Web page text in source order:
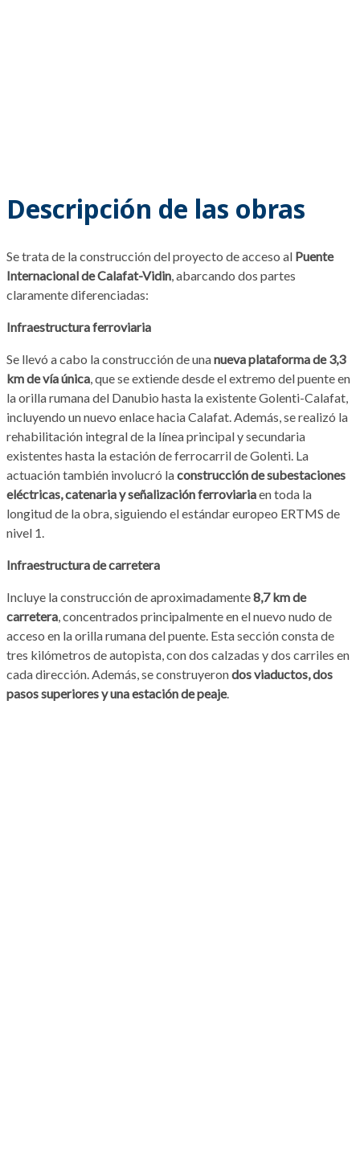
Descripción de las obras
Se trata de la construcción del proyecto de acceso al Puente
Internacional de Calafat-Vidin, abarcando dos partes
claramente diferenciadas:
Infraestructura ferroviaria
Se llevó a cabo la construcción de unanueva plataforma de 3,3
km de vía única, que se extiende desde el extremo del puente en
la orilla rumana del Danubio hasta la existente Golenti-Calafat,
incluyendo un nuevo enlace hacia Calafat. Además, se realizó la
rehabilitación integral de la línea principal y secundaria
existentes hasta la estación de ferrocarril de Golenti. La
actuación también involucró laconstrucción de subestaciones
eléctricas, catenaria y señalización ferroviariaen toda la
longitud de la obra, siguiendo el estándar europeo ERTMS de
nivel 1.
Infraestructura de carretera
Incluye la construcción de aproximadamente8,7 km de
carretera, concentrados principalmente en el nuevo nudo de
acceso en la orilla rumana del puente. Esta sección consta de
tres kilómetros de autopista, con dos calzadas y dos carriles en
cada dirección. Además, se construyerondos viaductos, dos
pasos superiores y una estación de peaje.